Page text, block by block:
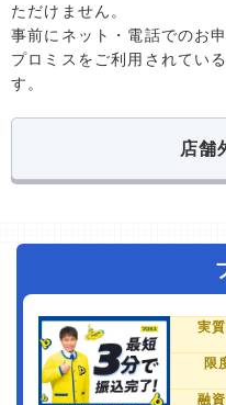
ただけません。
事前にネット・電話でのお
プロミスをご利用されてい
す。
店舗
実
限
融